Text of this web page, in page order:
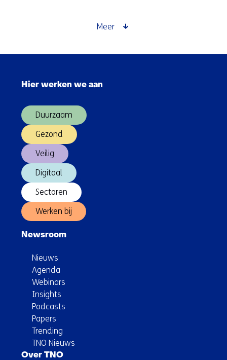
Meer
Hier werken we aan
Duurzaam
Gezond
Veilig
Digitaal
Sectoren
Werken bij
Newsroom
Nieuws
Agenda
Webinars
Insights
Podcasts
Papers
Trending
TNO Nieuws
Over TNO